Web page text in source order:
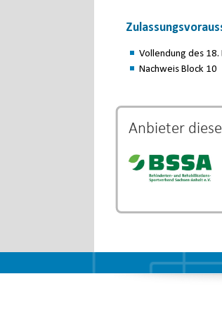
Vollendung des 18.
Nachweis Block 10
Anbieter